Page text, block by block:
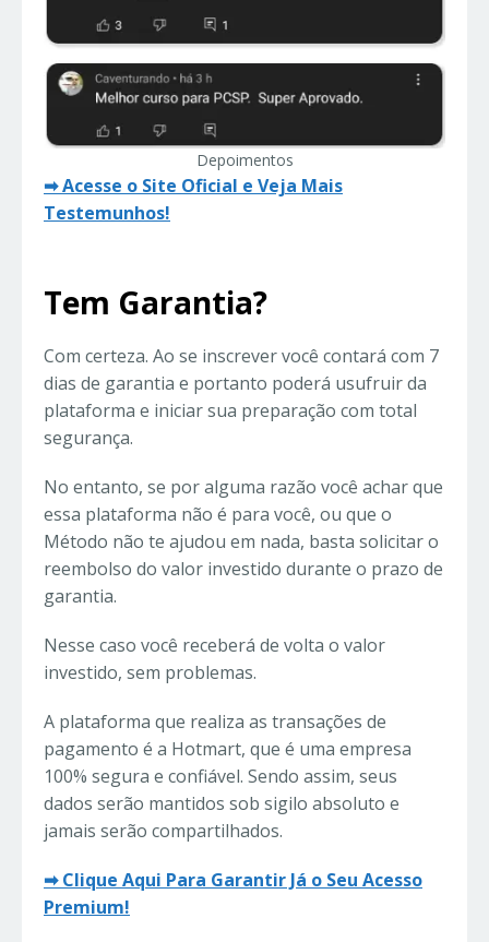
Depoimentos
➡ Acesse o Site Oficial e Veja Mais
Testemunhos!
Tem Garantia?
Com certeza. Ao se inscrever você contará com 7
dias de garantia e portanto poderá usufruir da
plataforma e iniciar sua preparação com total
segurança.
No entanto, se por alguma razão você achar que
essa plataforma não é para você, ou que o
Método não te ajudou em nada, basta solicitar o
reembolso do valor investido durante o prazo de
garantia.
Nesse caso você receberá de volta o valor
investido, sem problemas.
A plataforma que realiza as transações de
pagamento é a Hotmart, que é uma empresa
100% segura e confiável. Sendo assim, seus
dados serão mantidos sob sigilo absoluto e
jamais serão compartilhados.
➡ Clique Aqui Para Garantir Já o Seu Acesso
Premium!